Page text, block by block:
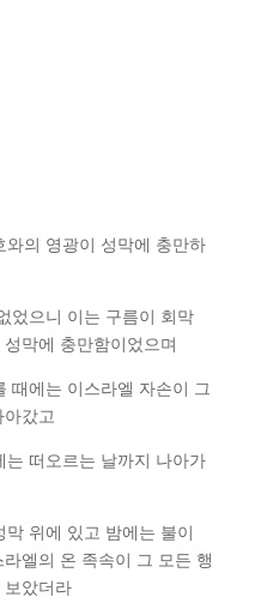
의 영광이 성막에 충만하
었으니 이는 구름이 회막
막에 충만함이었으며
때에는 이스라엘 자손이 그
갔고
떠오르는 날까지 나아가
위에 있고 밤에는 불이
엘의 온 족속이 그 모든 행
았더라